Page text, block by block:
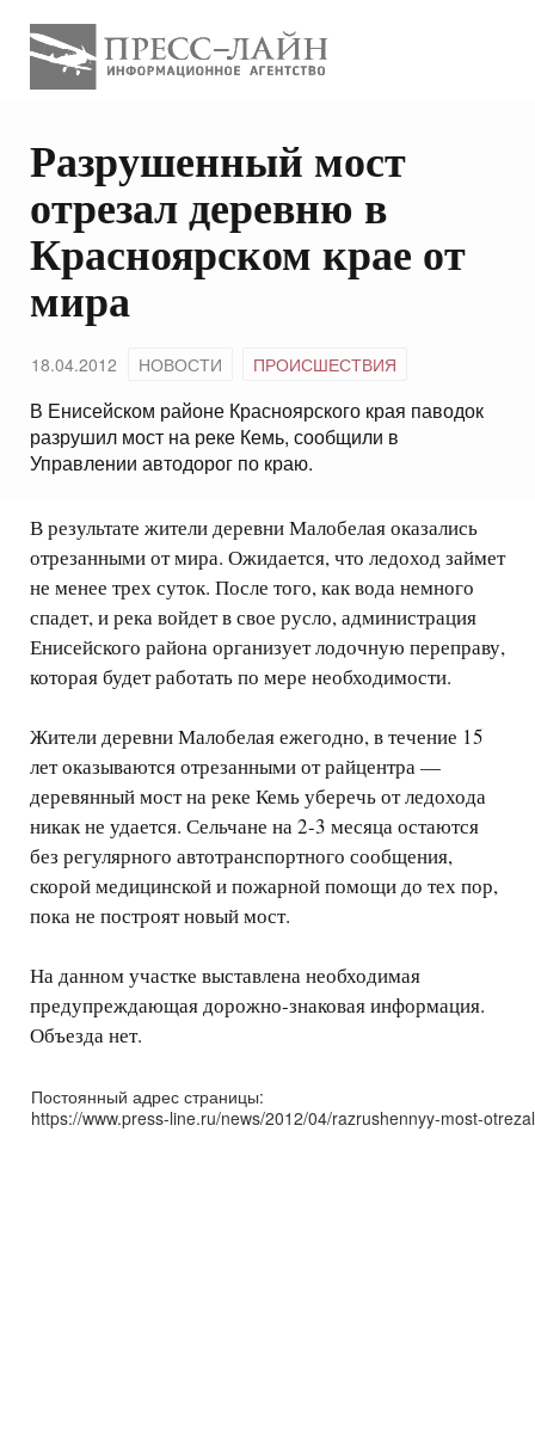
Разрушенный мост
отрезал деревню в
Красноярском крае от
мира
18.04.2012 НОВОСТИ ПРОИСШЕСТВИЯ
В Енисейском районе Красноярского края паводок
разрушил мост на реке Кемь, сообщили в
Управлении автодорог по краю.
В результате жители деревни Малобелая оказались
отрезанными от мира. Ожидается, что ледоход займет
не менее трех суток. После того, как вода немного
спадет, и река войдет в свое русло, администрация
Енисейского района организует лодочную переправу,
которая будет работать по мере необходимости.
Жители деревни Малобелая ежегодно, в течение 15
лет оказываются отрезанными от райцентра —
деревянный мост на реке Кемь уберечь от ледохода
никак не удается. Сельчане на 2-3 месяца остаются
без регулярного автотранспортного сообщения,
скорой медицинской и пожарной помощи до тех пор,
пока не построят новый мост.
На данном участке выставлена необходимая
предупреждающая дорожно-знаковая информация.
Объезда нет.
Постоянный адрес страницы:
https://www.press-line.ru/news/2012/04/razrushennyy-most-